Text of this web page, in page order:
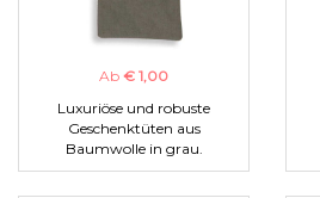
Ab € 1,00
Luxuriöse und robuste
Geschenktüten aus
Baumwolle in grau.